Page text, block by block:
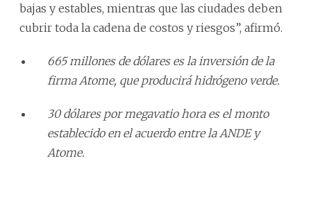
bajas y estables, mientras que las ciudades deben
cubrir toda la cadena de costos y riesgos”, afirmó.
665 millones de dólares es la inversión de la
firma Atome, que producirá hidrógeno verde.
30 dólares por megavatio hora es el monto
establecido en el acuerdo entre la ANDE y
Atome.